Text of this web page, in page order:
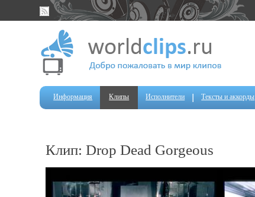
Информация Клипы Исполнители Тексты и аккорды
Клип: Drop Dead Gorgeous